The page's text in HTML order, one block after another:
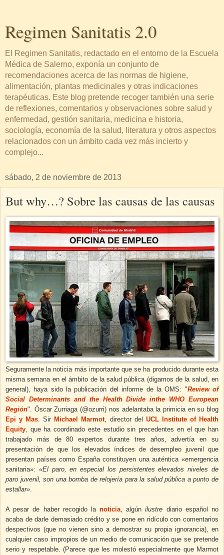
Regimen Sanitatis 2.0
El Regimen Sanitatis, redactado en el entorno de la Escuela
Médica de Salerno, exponía un conjunto de
recomendaciones acerca de las normas de higiene,
alimentación, plantas medicinales y otras indicaciones
terapéuticas. Este blog pretende recoger también una serie
de reflexiones, comentarios y observaciones sobre salud y
enfermedad, gestión sanitaria, medicina e historia,
sociología, economía de la salud, literatura y otros aspectos
relacionados con un ámbito cada vez más incierto y
complejo...
sábado, 2 de noviembre de 2013
But why…? Sobre las causas de las causas
Seguramente la noticia más importante que se ha producido durante esta
misma semana en el ámbito de la salud pública (digamos de la salud, en
general), haya sido la publicación del informe de la OMS: "Review of
Social Determinants and the Health Divide inthe WHO European
Región". Óscar Zurriaga (@ozurri) nos adelantaba la primicia en su blog
Epi y Mas. Sir Michael Marmot, director del UCL Institute of Health
Equity, que ha coordinado este estudio sin precedentes en el que han
trabajado más de 80 expertos durante tres años, advertía en su
presentación de que los elevados índices de desempleo juvenil que
presentan países como España constituyen una auténtica «emergencia
sanitaria»: «El paro, en especial los persistentes elevados niveles de
paro juvenil, son una bomba de relojería para la salud pública a punto de
estallar».
A pesar de haber recogido la noticia, algúnilustre diario español no
acaba de darle demasiado crédito y se pone en ridículo con comentarios
despectivos (que no vienen sino a demostrar su propia ignorancia), en
cualquier caso impropios de un medio de comunicación que se pretende
serio y respetable. (Parece que les molestó especialmente que Marmot